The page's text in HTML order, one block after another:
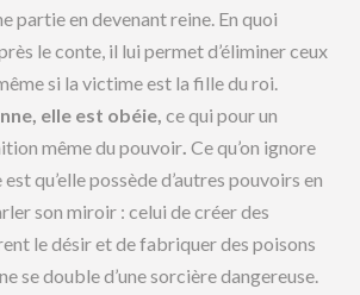
partie en devenant reine. En quoi
le conte, il lui permet d’éliminer ceux
si la victime est la fille du roi.
elle est obéie,ce qui pour un
même du pouvoir. Ce qu’on ignore
qu’elle possède d’autres pouvoirs en
son miroir : celui de créer des
le désir et de fabriquer des poisons
se double d’une sorcière dangereuse.